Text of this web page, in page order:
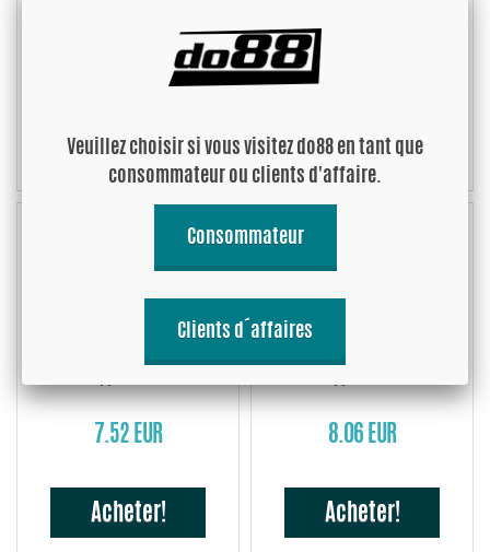
Acheter! Acheter!
7.52 EUR
Acheter!
8.06 EUR
Acheter!
Veuillez choisir si vous visitez do88 en tant que
consommateur ou clients d'affaire.
Consommateur
Clients d´affaires